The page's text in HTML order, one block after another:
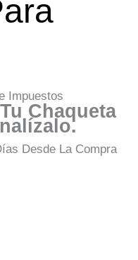
Impuestos
Chaqueta
Desde La Compra